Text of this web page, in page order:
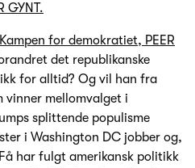
GYNT.
for demokratiet, PEER
det republikanske
for alltid? Og vil han fra
vinner mellomvalget i
splittende populisme
i Washington DC jobber og,
har fulgt amerikansk politikk